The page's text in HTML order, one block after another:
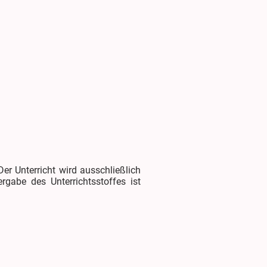
Unterricht wird ausschließlich
des Unterrichtsstoffes ist